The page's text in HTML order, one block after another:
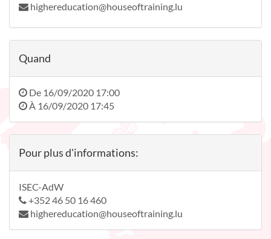
highereducation@houseoftraining.lu
Quand
De 16/09/2020 17:00
À 16/09/2020 17:45
Pour plus d'informations:
ISEC-AdW
+352 46 50 16 460
highereducation@houseoftraining.lu